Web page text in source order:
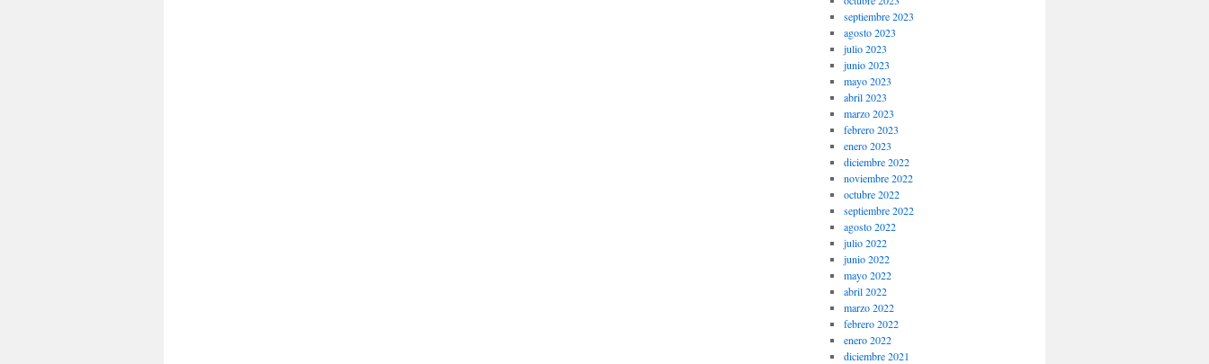
septiembre 2023
agosto 2023
julio 2023
junio 2023
mayo 2023
abril 2023
marzo 2023
febrero 2023
enero 2023
diciembre 2022
noviembre 2022
octubre 2022
septiembre 2022
agosto 2022
julio 2022
junio 2022
mayo 2022
abril 2022
marzo 2022
febrero 2022
enero 2022
diciembre 2021